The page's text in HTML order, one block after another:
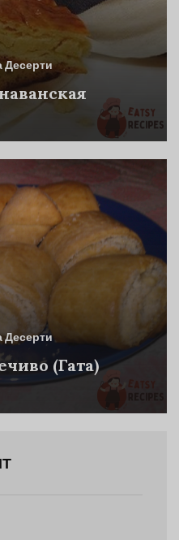
Десерти
Десерти
(Гата)